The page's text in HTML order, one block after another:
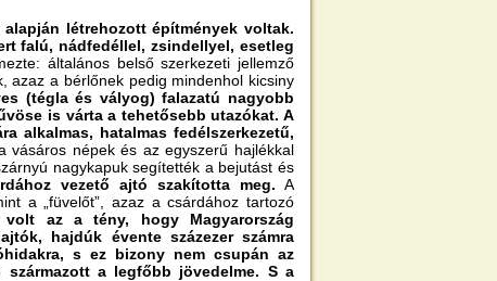
létrehozott építmények voltak.
falú, nádfedéllel, zsindellyel, esetleg
általános belső szerkezeti jellemző
azaz a bérlőnek pedig mindenhol kicsiny
(tégla és vályog) falazatú nagyobb
is várta a tehetősebb utazókat. A
alkalmas, hatalmas fedélszerkezetű,
vásáros népek és az egyszerű hajlékkal
nagykapuk segítették a bejutást és
vezető ajtó szakította meg. A
a „füvelőt”, azaz a csárdához tartozó
volt az a tény, hogy Magyarország
hajdúk évente százezer számra
s ez bizony nem csupán az
a legfőbb jövedelme. S a